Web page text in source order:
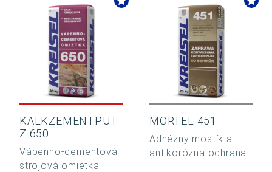
KALKZEMENTPUT
Z 650
Vápenno-cementová
strojová omietka
MÖRTEL 451
Adhézny mostík a
antikorózna ochrana